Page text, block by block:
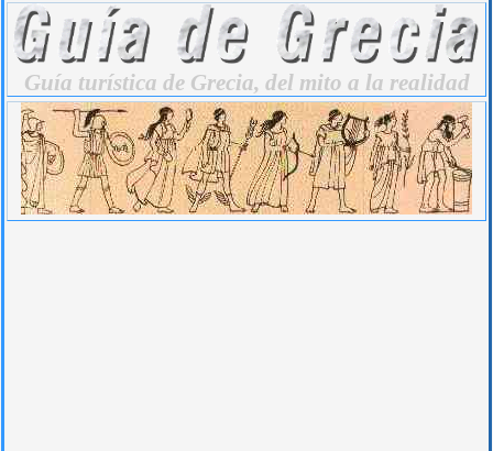
Guía turística de Grecia, del mito a la realidad